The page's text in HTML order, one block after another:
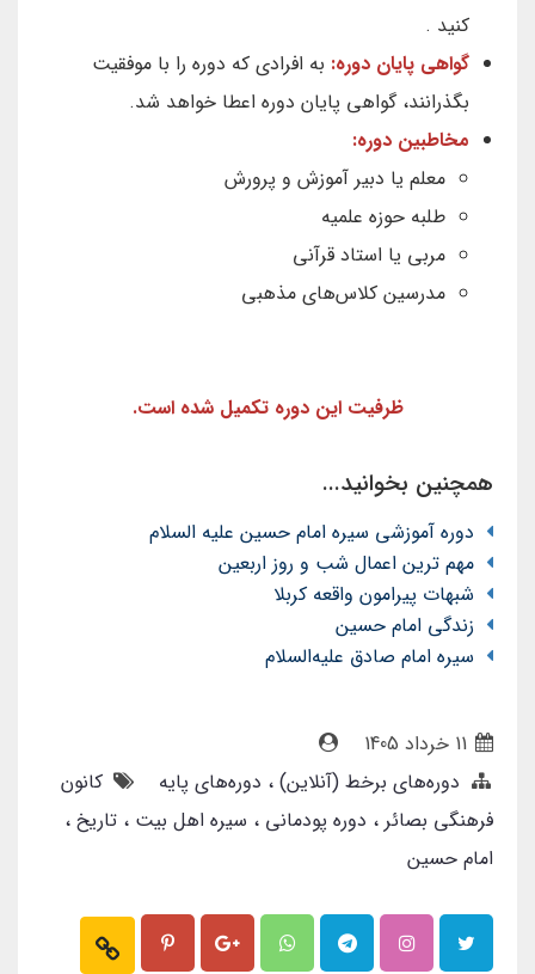
کنید .
گواهی پایان دوره: به افرادی که دوره را با موفقیت
بگذرانند، گواهی پایان دوره اعطا خواهد شد.
مخاطبین دوره:
معلم یا دبیر آموزش و پرورش
طلبه حوزه علمیه
مربی یا استاد قرآنی
مدرسین کلاس‌های مذهبی
ظرفیت این دوره تکمیل شده است.
همچنین بخوانید...
دوره آموزشی سیره امام حسین علیه السلام
مهم ترین اعمال شب و روز اربعین
شبهات پیرامون واقعه کربلا
زندگی امام حسین
سیره امام صادق علیه‌السلام
دوره‌های برخط (آنلاین)
دوره‌های پایه
کانون
فرهنگی بصائر
دوره پودمانی سیره اهل بیت
تاریخ
امام حسین